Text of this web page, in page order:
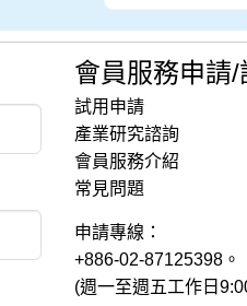
會員服務申請/
試用申請
產業研究諮詢
會員服務介紹
常見問題
申請專線：
+886-02-87125398。
(週一至週五工作日